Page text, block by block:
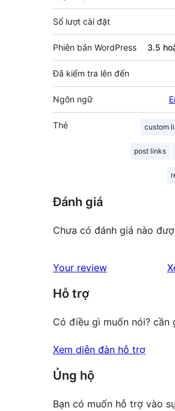
Số lượt cài đặt
Phiên bản WordPress 3.5
Đã kiểm tra lên đến
Ngôn ngữ
Thẻ custom
post links
Đánh giá
Chưa có đánh giá nào
Your review
Hỗ trợ
Có điều gì muốn nói? cần
Xem diễn đàn hỗ trợ
Ủng hộ
Bạn có muốn hỗ trợ vào